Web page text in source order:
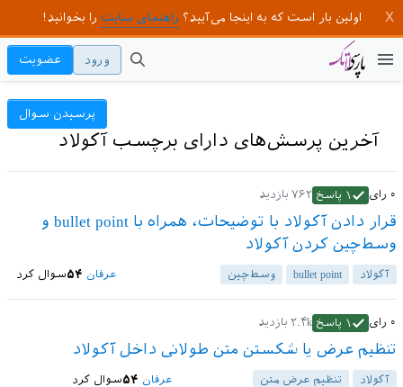
اولین بار است که به اینجا می‌آیید؟ راهنمای سایت را بخوانید!
ورود عضویت
آخرین پرسش‌های دارای برچسب آکولاد
پرسیدن سوال
۰ رای ۱ پاسخ ۷۶۲ بازدید
قرار دادن آکولاد با توضیحات، همراه با bullet point و
وسط‌چین کردن آکولاد
آکولاد bullet point وسط‌چین سوال کرد عرفان ۵۴
۰ رای ۱ پاسخ ۲.۴k بازدید
تنظیم عرض یا شکستن متن طولانی داخل آکولاد
آکولاد تنظیم عرض متن سوال کرد عرفان ۵۴